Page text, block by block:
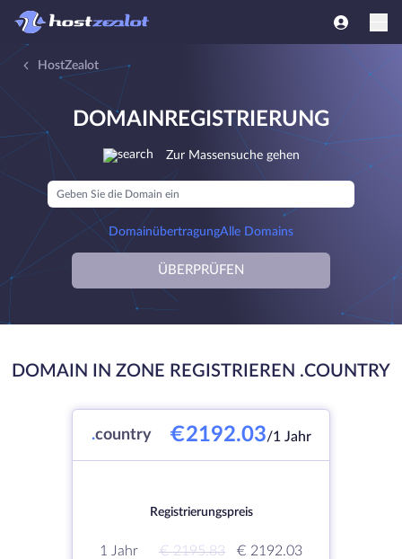
HostZealot
DOMAINREGISTRIERUNG
Zur Massensuche gehen
DomainübertragungAlle Domains
ÜBERPRÜFEN
DOMAIN IN ZONE REGISTRIEREN .COUNTRY
.country €2192.03/1 Jahr
Registrierungspreis
1 Jahr € 2195.83
€ 2192.03